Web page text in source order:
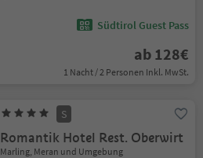
Südtirol Guest Pass
ab 128€
1 Nacht / 2 Personen Inkl. MwSt.
S
Romantik Hotel Rest. Oberwirt
Marling, Meran und Umgebung